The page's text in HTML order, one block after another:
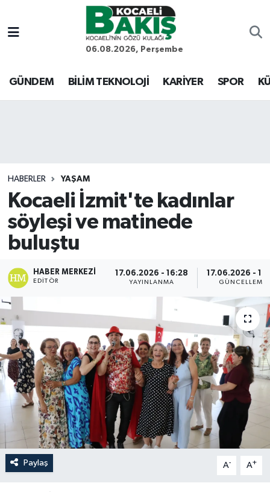
06.08.2026, Perşembe
GÜNDEM BİLİM TEKNOLOJİ KARİYER SPOR
HABERLER YAŞAM
Kocaeli İzmit'te kadınlar
söyleşi ve matinede
buluştu
HABER MERKEZI
EDITÖR
17.06.2026 - 16:28
YAYINLANMA
17.06.2026 -
GÜNCELLEME
Paylaş A- A+
Kocaeli Nöbetçi Eczaneler
Kocaeli Hava Durumu
Son Dakika Haberleri
Haber Arşivi